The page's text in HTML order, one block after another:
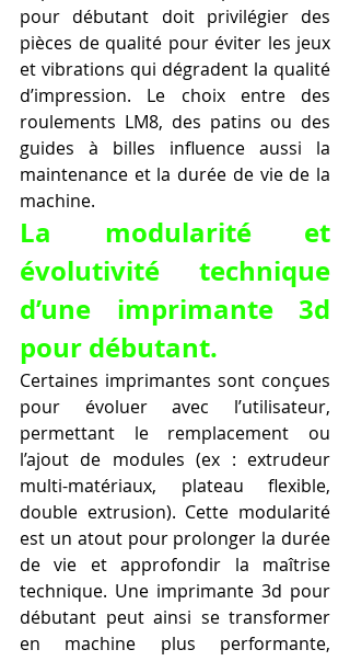
pour débutant doit privilégier des
pièces de qualité pour éviter les jeux
et vibrations qui dégradent la qualité
d’impression. Le choix entre des
roulements LM8, des patins ou des
guides à billes influence aussi la
maintenance et la durée de vie de la
machine.
La modularité et
évolutivité technique
d’une imprimante 3d
pour débutant.
Certaines imprimantes sont conçues
pour évoluer avec l’utilisateur,
permettant le remplacement ou
l’ajout de modules (ex : extrudeur
multi-matériaux, plateau flexible,
double extrusion). Cette modularité
est un atout pour prolonger la durée
de vie et approfondir la maîtrise
technique. Une imprimante 3d pour
débutant peut ainsi se transformer
en machine plus performante,